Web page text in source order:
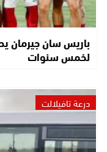
باريس سان جيرمان
لخمس سنوات
درعة تافيلالت